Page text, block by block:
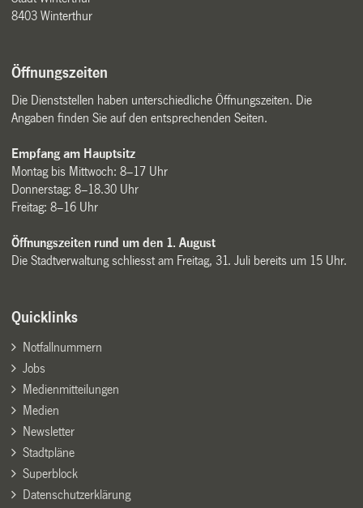
8403 Winterthur
Öffnungszeiten
Die Dienststellen haben unterschiedliche Öffnungszeiten. Die
Angaben finden Sie auf den entsprechenden Seiten.
Empfang am Hauptsitz
Montag bis Mittwoch: 8–17 Uhr
Donnerstag: 8–18.30 Uhr
Freitag: 8–16 Uhr
Öffnungszeiten rund um den 1. August
Die Stadtverwaltung schliesst am Freitag, 31. Juli bereits um 15 Uhr.
Quicklinks
Notfallnummern
Jobs
Medienmitteilungen
Medien
Newsletter
Stadtpläne
Superblock
Datenschutzerklärung